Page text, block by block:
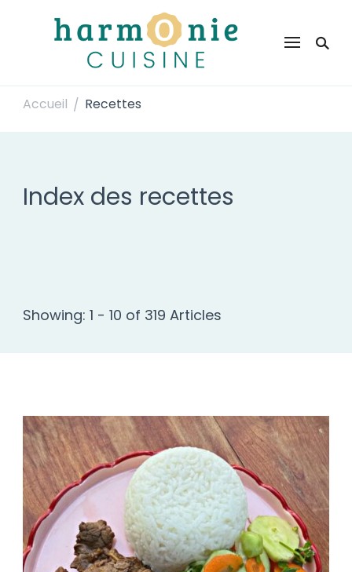
Harmonie Cuisine
Accueil / Recettes
Index des recettes
Showing: 1 - 10 of 319 Articles